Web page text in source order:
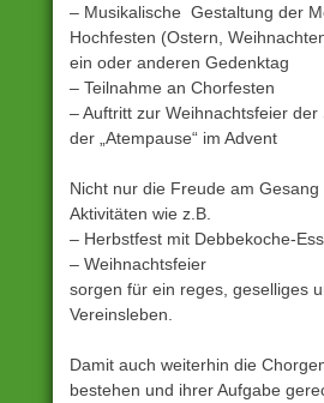
– Musikalische Gestaltung der
Hochfesten (Ostern,
ein oder anderen Gedenktag
– Teilnahme an Chorfesten
– Auftritt zur Weihnachtsfeier der
der „Atempause“ im Advent
Nicht nur die Freude am
Aktivitäten wie z.B.
– Herbstfest mit Debbekoche-
– Weihnachtsfeier
sorgen für ein reges, geselliges
Vereinsleben.
Damit auch weiterhin die
bestehen und ihrer Aufgabe